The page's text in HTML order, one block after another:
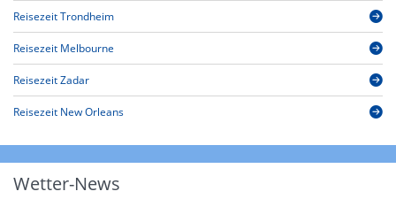
Reisezeit Trondheim
Reisezeit Melbourne
Reisezeit Zadar
Reisezeit New Orleans
Wetter-News